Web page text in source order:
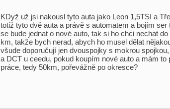
KDyž už jsi nakousl tyto auta jako Leon 1,5TSI a
totiž tyto dvě auta a právě s automatem a bojím
se bude jednat o nové auto, tak si ho chci nechat
km, takže bych nerad, abych ho musel dělat
všude doporučují jen dvouspojky s mokrou
a DCT u ceedu, pokud koupím nové auto a mám to
práce, tedy 50km, pořevážně po okresce?